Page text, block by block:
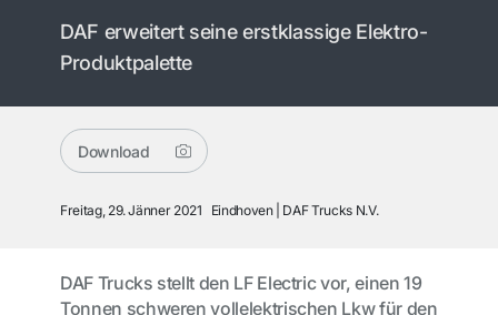
DAF erweitert seine erstklassige Elektro-
Produktpalette
Download
Freitag, 29. Jänner 2021 Eindhoven DAF Trucks N.V.
DAF Trucks stellt den LF Electric vor, einen 19
Tonnen schweren vollelektrischen Lkw für den